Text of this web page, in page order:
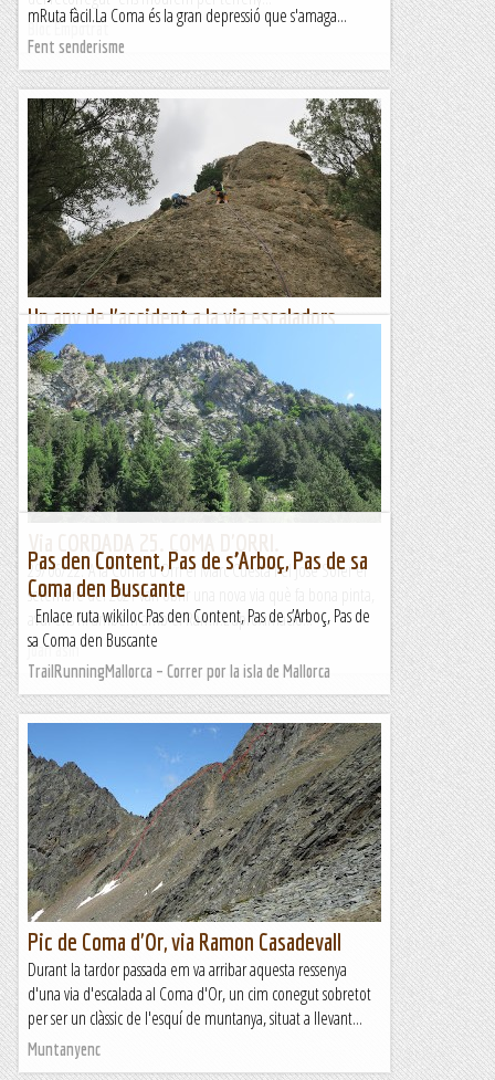
Bloc Empotrat
mRuta fàcil.La Coma és la gran depressió que s'amaga...
Fent senderisme
Un any de l'accident a la via escaladors
asimptomàtics. coma d'orri.
6/07/22. Aquest dimecres fa un any de l'accident a la via
Escaladors Asimptomàtics a la Piràmide de la canal de l'aigua
a la Coma d'Orri. Uns dies difícils i incerts que van...
Joan asín
29/06/22. A la Coma d'Orri el Marc Cuesta i el José Soler el
setembre del 2021 van obrir una nova via què fa bona pinta,
avui ens hi arribem amb el Ramir.L'aproximació...
Joan asín
Pas den Content, Pas de s’Arboç, Pas de sa
Coma den Buscante
Enlace ruta wikiloc Pas den Content, Pas de s’Arboç, Pas de
sa Coma den Buscante
TrailRunningMallorca – Correr por la isla de Mallorca
Pic de Coma d'Or, via Ramon Casadevall
Durant la tardor passada em va arribar aquesta ressenya
d'una via d'escalada al Coma d'Or, un cim conegut sobretot
per ser un clàssic de l'esquí de muntanya, situat a llevant...
Muntanyenc